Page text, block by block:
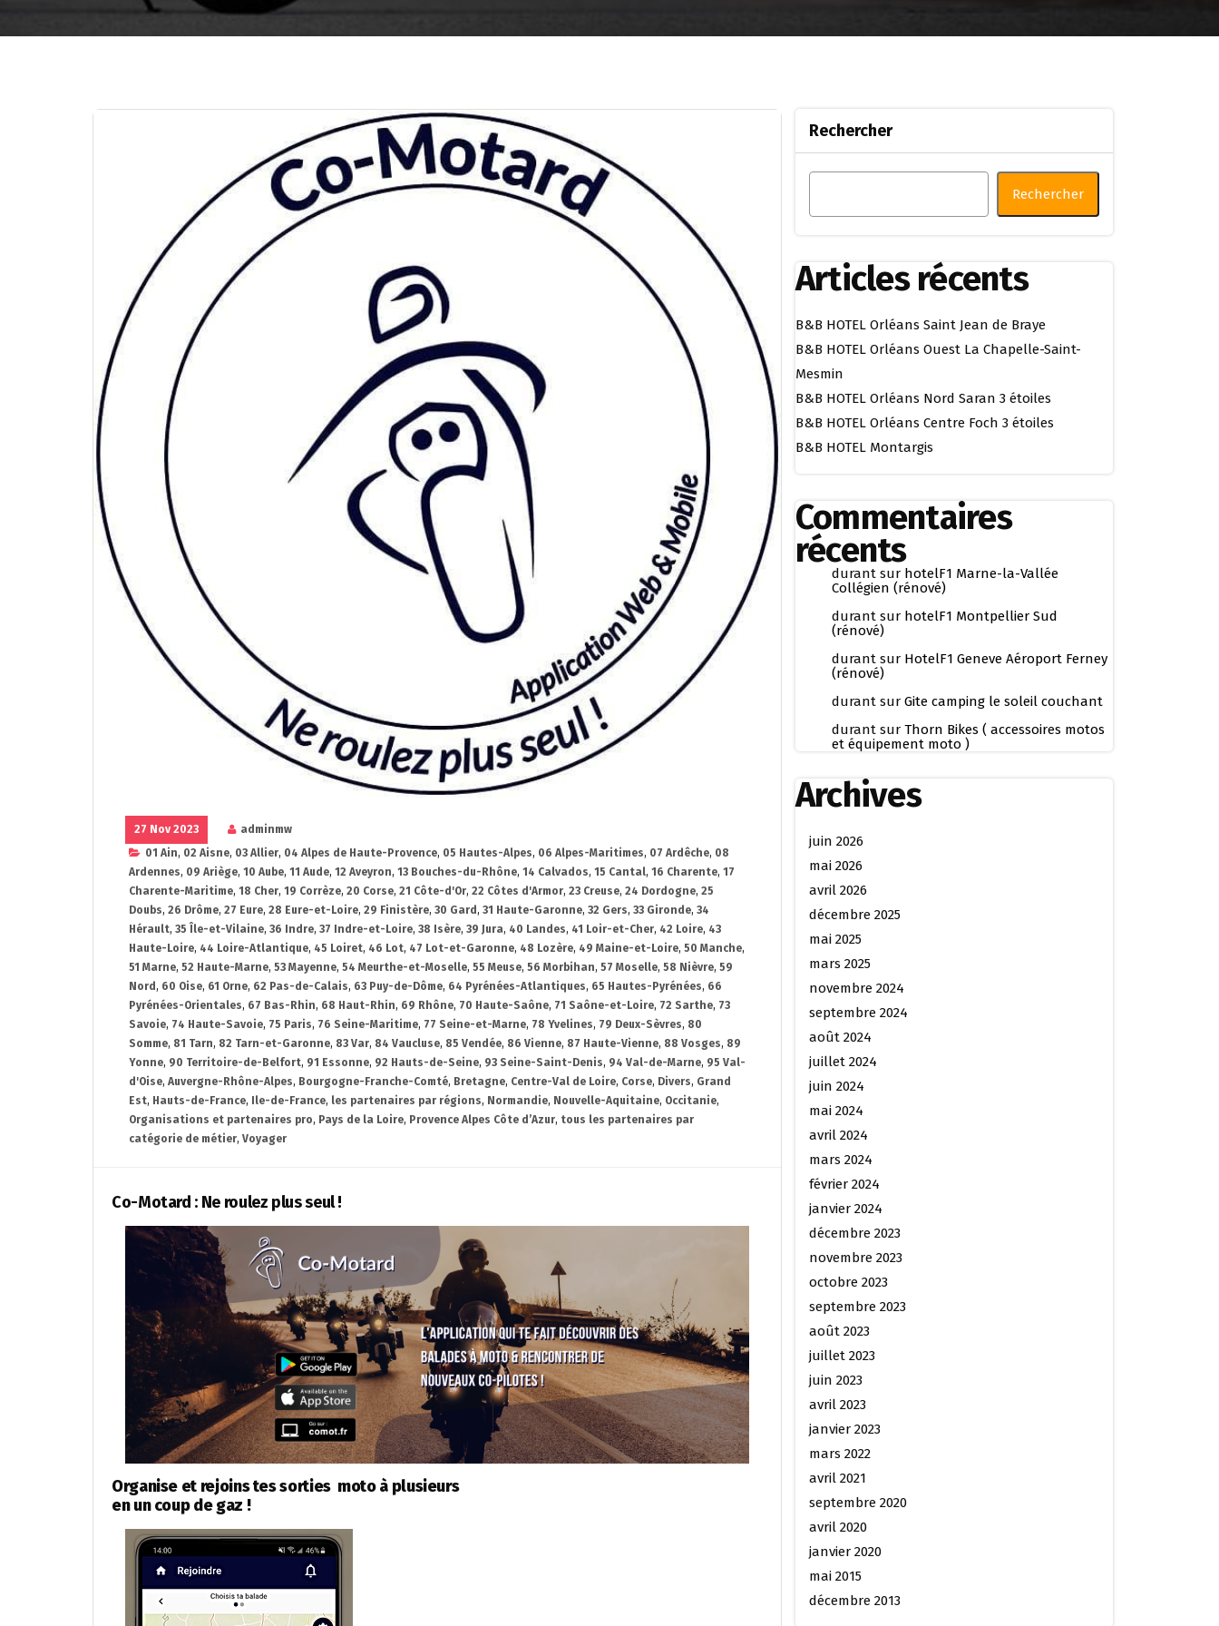
27 Nov 2023
adminmw
01 Ain, 02 Aisne, 03 Allier, 04 Alpes de Haute-Provence, 05 Hautes-Alpes, 06 Alpes-Maritimes, 07 Ardêche, 08
Ardennes, 09 Ariège, 10 Aube, 11 Aude, 12 Aveyron, 13 Bouches-du-Rhône, 14 Calvados, 15 Cantal, 16 Charente, 17
Charente-Maritime, 18 Cher, 19 Corrèze, 20 Corse, 21 Côte-d'Or, 22 Côtes d'Armor, 23 Creuse, 24 Dordogne, 25
Doubs, 26 Drôme, 27 Eure, 28 Eure-et-Loire, 29 Finistère, 30 Gard , 31 Haute-Garonne, 32 Gers, 33 Gironde, 34
Hérault, 35 Île-et-Vilaine, 36 Indre, 37 Indre-et-Loire, 38 Isère, 39 Jura, 40 Landes, 41 Loir-et-Cher, 42 Loire, 43
Haute-Loire, 44 Loire-Atlantique, 45 Loiret, 46 Lot, 47 Lot-et-Garonne, 48 Lozère, 49 Maine-et-Loire, 50 Manche,
51 Marne, 52 Haute-Marne, 53 Mayenne, 54 Meurthe-et-Moselle, 55 Meuse, 56 Morbihan, 57 Moselle, 58 Nièvre, 59
Nord , 60 Oise, 61 Orne, 62 Pas-de-Calais, 63 Puy-de-Dôme, 64 Pyrénées-Atlantiques, 65 Hautes-Pyrénées, 66
Pyrénées-Orientales, 67 Bas-Rhin, 68 Haut-Rhin, 69 Rhône, 70 Haute-Saône, 71 Saône-et-Loire, 72 Sarthe, 73
Savoie, 74 Haute-Savoie, 75 Paris, 76 Seine-Maritime, 77 Seine-et-Marne, 78 Yvelines, 79 Deux-Sèvres, 80
Somme, 81 Tarn, 82 Tarn-et-Garonne, 83 Var, 84 Vaucluse, 85 Vendée, 86 Vienne, 87 Haute-Vienne, 88 Vosges, 89
Yonne, 90 Territoire-de-Belfort, 91 Essonne, 92 Hauts-de-Seine, 93 Seine-Saint-Denis, 94 Val-de-Marne, 95 Val-
d'Oise, Auvergne-Rhône-Alpes, Bourgogne-Franche-Comté, Bretagne, Centre-Val de Loire, Corse, Divers, Grand
Est, Hauts-de-France, Ile-de-France, les partenaires par régions, Normandie, Nouvelle-Aquitaine, Occitanie,
Organisations et partenaires pro, Pays de la Loire, Provence Alpes Côte d’Azur, tous les partenaires par
catégorie de métier, Voyager
Co-Motard : Ne roulez plus seul !
Organise et rejoins tes sorties moto à plusieurs
en un coup de gaz !
Rechercher
Rechercher
Articles récents
B&B HOTEL Orléans Saint Jean de Braye
B&B HOTEL Orléans Ouest La Chapelle-Saint-
Mesmin
B&B HOTEL Orléans Nord Saran 3 étoiles
B&B HOTEL Orléans Centre Foch 3 étoiles
B&B HOTEL Montargis
Commentaires
récents
durant sur hotelF1 Marne-la-Vallée
Collégien (rénové)
durant sur hotelF1 Montpellier Sud
(rénové)
durant sur HotelF1 Geneve Aéroport Ferney
(rénové)
durant sur Gite camping le soleil couchant
durant sur Thorn Bikes ( accessoires motos
et équipement moto )
Archives
juin 2026
mai 2026
avril 2026
décembre 2025
mai 2025
mars 2025
novembre 2024
septembre 2024
août 2024
juillet 2024
juin 2024
mai 2024
avril 2024
mars 2024
février 2024
janvier 2024
décembre 2023
novembre 2023
octobre 2023
septembre 2023
août 2023
juillet 2023
juin 2023
avril 2023
janvier 2023
mars 2022
avril 2021
septembre 2020
avril 2020
janvier 2020
mai 2015
décembre 2013